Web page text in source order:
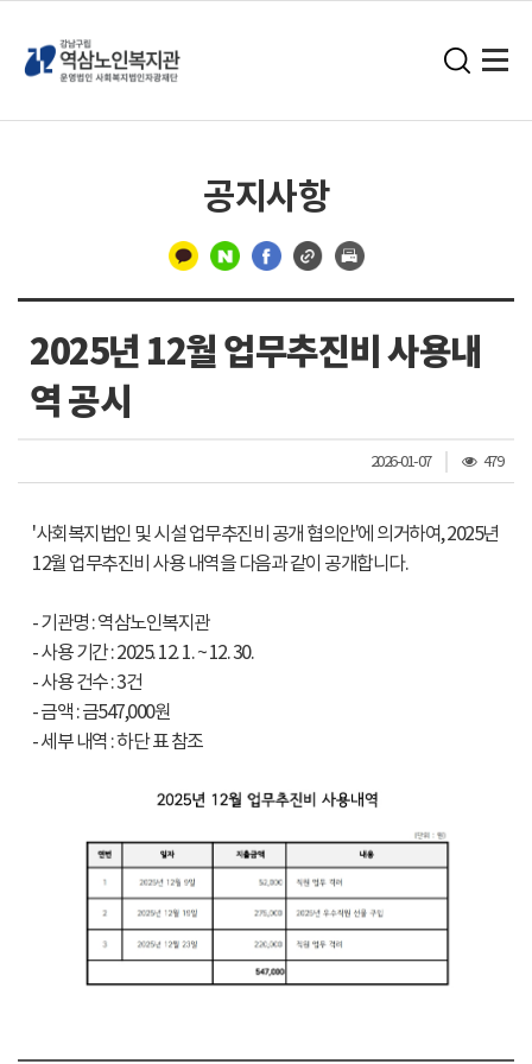
공지사항
분
선
2025년 12월 업무추진비 사용내
역 공시
2026-01-07
조
회
479
'사회복지법인 및 시설 업무추진비 공개 협의안'에 의거하여, 2025년
12월 업무추진비 사용 내역을 다음과 같이 공개합니다.
- 기관명 : 역삼노인복지관
- 사용 기간 : 2025. 12. 1. ~ 12. 30.
- 사용 건수 : 3건
- 금액 : 금547,000원
- 세부 내역 : 하단 표 참조